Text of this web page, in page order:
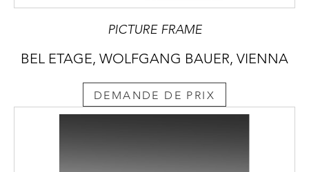
PICTURE FRAME
BEL ETAGE, WOLFGANG BAUER, VIENNA
DEMANDE DE PRIX